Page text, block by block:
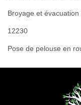
Broyage et
12230
Pose de pelouse en